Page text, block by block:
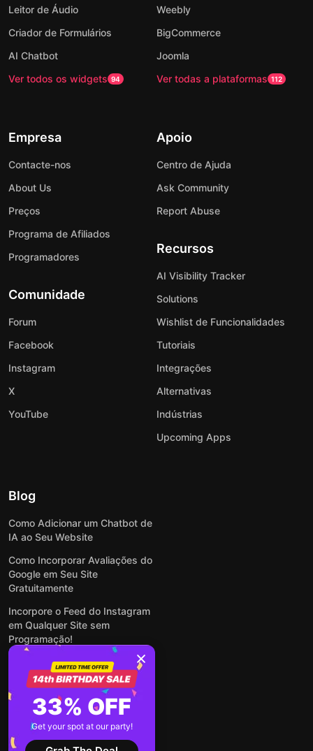
Leitor de Áudio
Criador de Formulários
AI Chatbot
Ver todos os widgets 94
Weebly
BigCommerce
Joomla
Ver todas a plataformas 112
Empresa
Contacte-nos
About Us
Preços
Programa de Afiliados
Programadores
Comunidade
Forum
Facebook
Instagram
X
YouTube
Apoio
Centro de Ajuda
Ask Community
Report Abuse
Recursos
AI Visibility Tracker
Solutions
Wishlist de Funcionalidades
Tutoriais
Integrações
Alternativas
Indústrias
Upcoming Apps
Blog
Como Adicionar um Chatbot de
IA ao Seu Website
Como Incorporar Avaliações do
Google em Seu Site
Gratuitamente
Incorpore o Feed do Instagram
em Qualquer Site sem
Programação!
Como Incorporar Formulários
em Qualquer Site Online e
Gratuitamente
Como Criar Formulário para
WordPress: Simples e Rápido
33% OFF
Get your spot at our party!